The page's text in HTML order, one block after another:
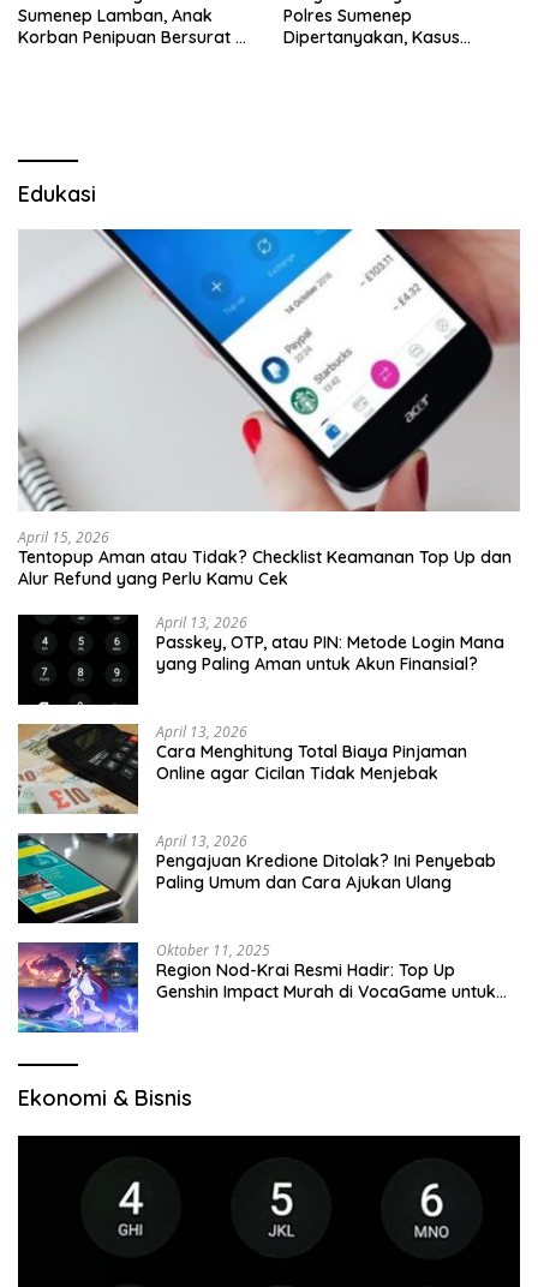
Sumenep Lamban, Anak
Korban Penipuan Bersurat ke
Polres Sumenep
Dipertanyakan, Kasus
Edukasi
April 15, 2026
Tentopup Aman atau Tidak? Checklist Keamanan Top Up dan
Alur Refund yang Perlu Kamu Cek
April 13, 2026
Passkey, OTP, atau PIN: Metode Login Mana
yang Paling Aman untuk Akun Finansial?
April 13, 2026
Cara Menghitung Total Biaya Pinjaman
Online agar Cicilan Tidak Menjebak
April 13, 2026
Pengajuan Kredione Ditolak? Ini Penyebab
Paling Umum dan Cara Ajukan Ulang
Oktober 11, 2025
Region Nod-Krai Resmi Hadir: Top Up
Genshin Impact Murah di VocaGame untuk
Ekonomi & Bisnis